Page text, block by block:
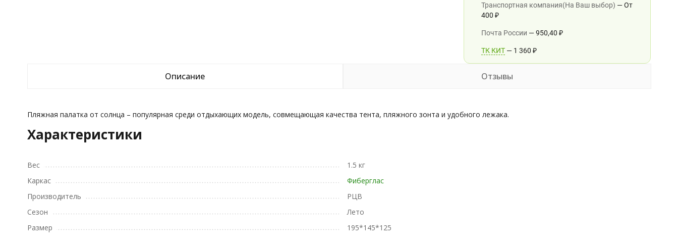
Транспортная компания(На Ваш выбор)
От
400₽
Почта России 950,40₽
ТК КИТ 1 360₽
Описание Отзывы
Пляжная палатка от солнца – популярная среди отдыхающих модель, совмещающая качества тента, пляжного зонта и удобного лежака.
Характеристики
Вес
1.5 кг
Каркас
Фиберглас
Производитель
РЦВ
Сезон
Лето
Размер
195*145*125